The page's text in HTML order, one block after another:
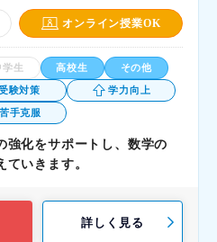
オンライン授業OK
学生 高校生 その他
験対策 学力向上
苦手克服
強化をサポートし、数学の
ていきます。
詳しく見る